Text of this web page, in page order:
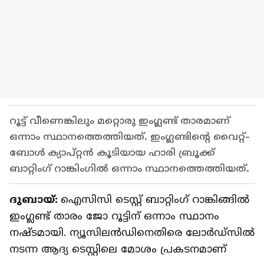
റൂട്ട് വീണെങ്കിലും മറ്റൊരു ഇംഗ്ലണ്ട് താരമാണ്
ഒന്നാം സ്ഥാനത്തെത്തിയത്. ഇംഗ്ലണ്ടിന്റെ വൈറ്റ്-
ബോൾ ക്യാപ്റ്റൻ കൂടിയായ ഹാരി ബ്രൂക്ക്
ബാറ്റിംഗ് റാങ്കിംഗില്‍ ഒന്നാം സ്ഥാനത്തെത്തിയത്.
ദുബായ്: ഐസിസി ടെസ്റ്റ് ബാറ്റിംഗ് റാങ്കിങ്ങിൽ
ഇംഗ്ലണ്ട് താരം ജോ റൂട്ടിന് ഒന്നാം സ്ഥാനം
നഷ്ടമായി. ന്യൂസിലൻഡിനെതിരെ ലോർഡ്സിൽ
നടന്ന ആദ്യ ടെസ്റ്റിലെ മോശം പ്രകടനമാണ്